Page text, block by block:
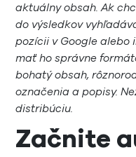
aktuálny obsah. Ak
do výsledkov
pozícii v Google alebo
mať ho správne
bohatý obsah,
označenia a popisy.
distribúciu.
Začnite